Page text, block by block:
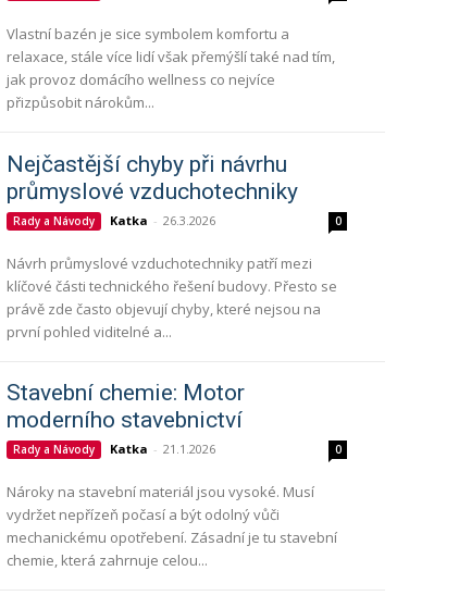
Vlastní bazén je sice symbolem komfortu a
relaxace, stále více lidí však přemýšlí také nad tím,
jak provoz domácího wellness co nejvíce
přizpůsobit nárokům...
Nejčastější chyby při návrhu
průmyslové vzduchotechniky
Rady a Návody Katka - 26.3.2026 0
Návrh průmyslové vzduchotechniky patří mezi
klíčové části technického řešení budovy. Přesto se
právě zde často objevují chyby, které nejsou na
první pohled viditelné a...
Stavební chemie: Motor
moderního stavebnictví
Rady a Návody Katka - 21.1.2026 0
Nároky na stavební materiál jsou vysoké. Musí
vydržet nepřízeň počasí a být odolný vůči
mechanickému opotřebení. Zásadní je tu stavební
chemie, která zahrnuje celou...